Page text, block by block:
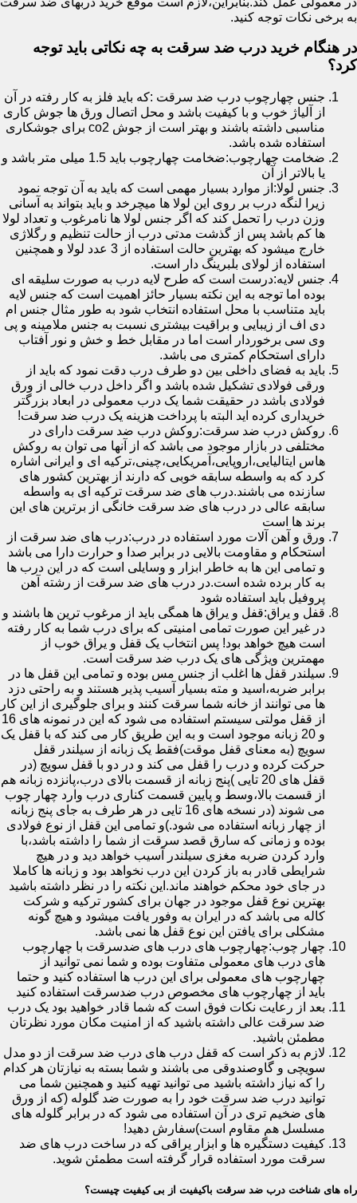
به برخی نکات توجه کنید.
در هنگام خرید درب ضد سرقت به چه نکاتی باید توجه
کرد؟
جنس چهارچوب درب ضد سرقت :که باید فلز به کار رفته در آن
از آلیاژ خوب و با کیفیت باشد و محل اتصال ورق ها جوش کاری
مناسبی داشته باشند و بهتر است از جوش co2 برای جوشکاری
استفاده شده باشد.
ضخامت چهارچوب:ضخامت چهارچوب باید 1.5 میلی متر باشد و
یا بالاتر از آن
جنس لولا:از موارد بسیار مهمی است که باید به آن توجه نمود
زیرا لنگه درب بر روی این لولا ها میچرخد و باید بتواند به آسانی
وزن درب را تحمل کند که اگر جنس لولا ها نامرغوب و تعداد لولا
ها کم باشد پس از گذشت مدتی درب از حالت تنظیم و رگلاژی
خارج میشود که بهترین حالت استفاده از 3 عدد لولا و همچنین
استفاده از لولای بلبرینگ دار است.
جنس لایه:درست است که طرح لایه درب به صورت سلیقه ای
بوده اما توجه به این نکته بسیار حائز اهمیت است که جنس لایه
باید متناسب با محل استفاده انتخاب شود به طور مثال جنس ام
دی اف از زیبایی و براقیت بیشتری نسبت به جنس ملامینه و پی
وی سی برخوردار است اما در مقابل خط و خش و نور آفتاب
دارای استحکام کمتری می باشد.
باید به فضای داخلی بین دو طرف درب دقت نمود که باید از
ورقی فولادی تشکیل شده باشد و اگر داخل درب خالی از ورق
فولادی باشد در حقیقت شما یک درب معمولی در ابعاد بزرگتر
خریداری کرده اید البته با پرداخت هزینه یک درب ضد سرقت!
روکش درب ضد سرقت:روکش درب ضد سرقت دارای در
مختلفی در بازار موجود می باشد که از آنها می توان به روکش
هاس ایتالیایی،اروپایی،آمریکایی،چینی،ترکیه ای و ایرانی اشاره
کرد که به واسطه سابقه خوبی که دارند از بهترین کشور های
سازنده می باشند.درب های ضد سرقت ترکیه ای به واسطه
سابقه عالی در درب های ضد سرقت خانگی از برترین های این
برند ها است
ورق و آهن آلات مورد استفاده در درب:درب های ضد سرقت از
استحکام و مقاومت بالایی در برابر صدا و حرارت دارا می باشد
و تمامی این ها به خاطر ابزار و وسایلی است که در این درب ها
به کار برده شده است.در درب های ضد سرقت از رشته آهن
پروفیل باید استفاده شود
قفل و یراق:قفل و یراق ها همگی باید از مرغوب ترین ها باشند و
در غیر این صورت تمامی امنیتی که برای درب شما به کار رفته
است هیچ خواهد بود! پس انتخاب یک قفل و یراق خوب از
مهمترین ویژگی های یک درب ضد سرقت است.
سیلندر قفل ها اغلب از جنس مس بوده و تمامی این قفل ها در
برابر ضربه،اسید و مته بسیار آسیب پذیر هستند و به راحتی دزد
ها می توانند از خانه شما سرقت کنند و برای جلوگیری از این کار
از قفل مولتی سیستم استفاده می شود که این در نمونه های 16
و 20 زبانه موجود است و به این طریق کار می کند که با قفل یک
سویچ (به معنای قفل موقت)فقط یک زبانه از سیلندر قفل
حرکت کرده و درب را قفل می کند و در دو با قفل سویچ (در
قفل های 20 تایی )پنج زبانه از قسمت بالای درب،پانزده زبانه هم
از قسمت بالا،وسط و پایین قسمت کناری درب وارد چهار چوب
می شوند (در نسخه های 16 تایی در هر طرف به جای پنج زبانه
از چهار زبانه استفاده می شود.)و تمامی این قفل از نوع فولادی
بوده و زمانی که سارق قصد سرقت از شما را داشته باشد،با
وارد کردن ضربه مغزی سیلندر آسیب خواهد دید و در هیچ
شرایطی قادر به باز کردن این درب نخواهد بود و زبانه ها کاملا
در جای خود محکم خواهند ماند.این نکته را در نظر داشته باشید
بهترین نوع قفل موجود در جهان برای کشور ترکیه و شرکت
کاله می باشد که در ایران به وفور یافت میشود و هیچ گونه
مشکلی برای یافتن این نوع قفل ها نمی باشد.
چهار چوب:چهارچوب های درب های ضدسرقت با چهارچوب
های درب های معمولی متفاوت بوده و شما نمی توانید از
چهارچوب های معمولی برای این درب ها استفاده کنید و حتما
باید از چهارچوب های مخصوص درب ضدسرقت استفاده کنید
بعد از رعایت نکات فوق است که شما قادر خواهید بود یک درب
ضد سرقت عالی داشته باشید که از امنیت مکان مورد نظرتان
مطمئن باشید.
لازم به ذکر است که قفل درب های درب ضد سرقت از دو مدل
سویچی و گاوصندوقی می باشند و شما بسته به نیازتان هر کدام
را که نیاز داشته باشید می توانید تهیه کنید و همچنین شما می
توانید درب ضد سرقت خود را به صورت ضد گلوله (که از ورق
های ضخیم تری در آن استفاده می شود که در برابر گلوله های
مسلسل هم مقاوم است)سفارش دهید!
کیفیت دستگیره ها و ابزار یراقی که در ساخت درب های ضد
سرقت مورد استفاده قرار گرفته است مطمئن شوید.
راه های شناخت درب ضد سرقت باکیفیت از بی کیفیت چیست؟